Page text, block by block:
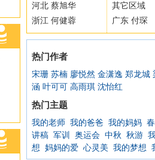
河北 蔡旭华
浙江 何健蓉
其它区域
广东 付琛
热门作者
宋珊 苏楠 廖悦然 金潇逸 郑龙城
涵 叶可可 高雨琪 沈怡红
热门主题
我的老师 我的爸爸 我的妈妈
讲稿 军训 奥运会 中秋 秋游
想 妈妈的爱 心灵美 我的梦想